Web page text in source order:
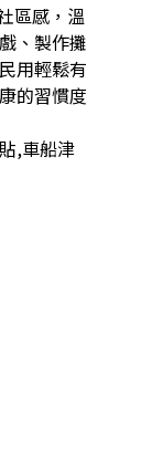
區感，溫
、製作攤
用輕鬆有
的習慣度
,車船津